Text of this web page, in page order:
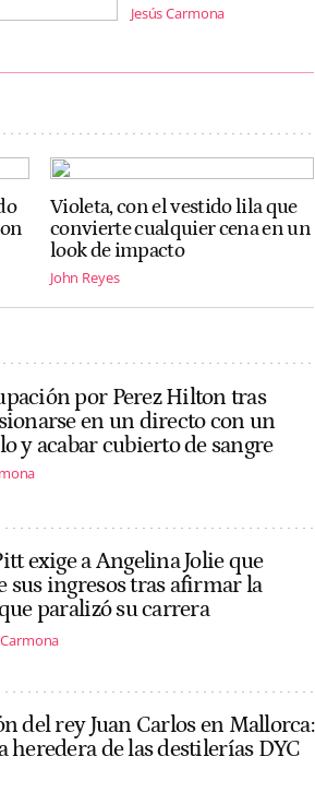
Jesús Carmona
Violeta, con el vestido lila que
convierte cualquier cena en un
look de impacto
John Reyes
por Perez Hilton tras
en un directo con un
y acabar cubierto de sangre
exige a Angelina Jolie que
sus ingresos tras afirmar la
paralizó su carrera
Carmona
del rey Juan Carlos en Mallorca:
de las destilerías DYC